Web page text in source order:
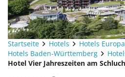
Startseite Hotels Hotels Europa
Hotels Baden-Württemberg
Hotel Vier Jahres­zeiten am